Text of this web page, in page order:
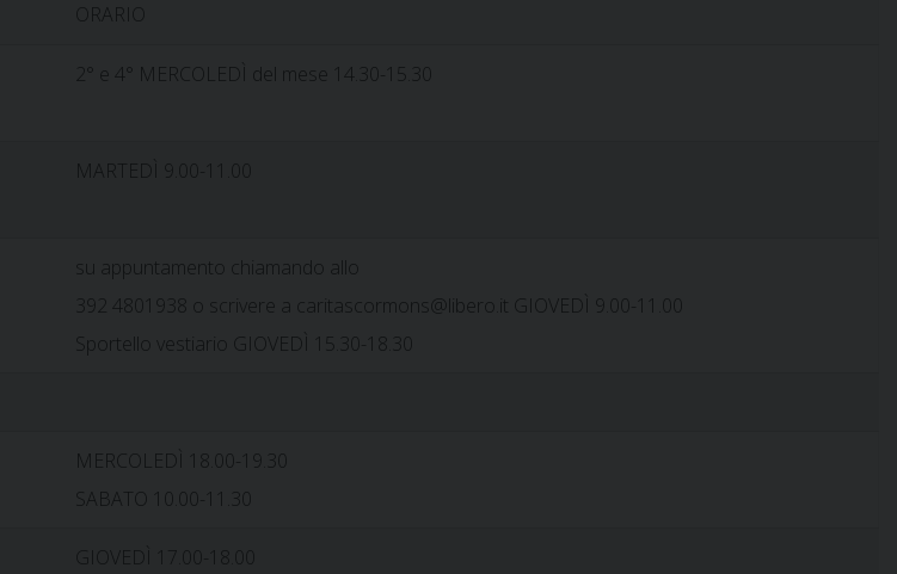
ORARIO
2° e 4° MERCOLEDÌ del mese 14.30-15.30
MARTEDÌ 9.00-11.00
su appuntamento chiamando allo
392 4801938 o scrivere a caritascormons@libero.it GIOVEDÌ 9.00-11.00
Sportello vestiario GIOVEDÌ 15.30-18.30
MERCOLEDÌ 18.00-19.30
SABATO 10.00-11.30
GIOVEDÌ 17.00-18.00